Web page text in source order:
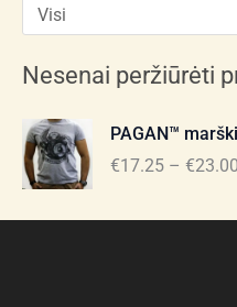
Nesenai peržiūrėti
PAGAN™
€17.25 – €23.00